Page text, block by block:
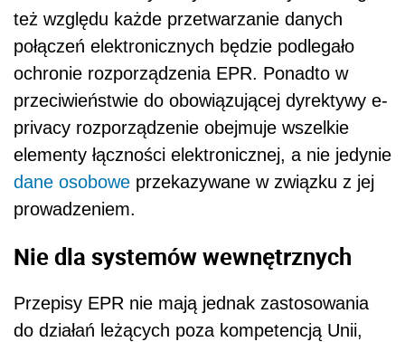
też względu każde przetwarzanie danych
połączeń elektronicznych będzie podlegało
ochronie rozporządzenia EPR. Ponadto w
przeciwieństwie do obowiązującej dyrektywy e-
privacy rozporządzenie obejmuje wszelkie
elementy łączności elektronicznej, a nie jedynie
dane osobowe przekazywane w związku z jej
prowadzeniem.
Nie dla systemów wewnętrznych
Przepisy EPR nie mają jednak zastosowania
do działań leżących poza kompetencją Unii,